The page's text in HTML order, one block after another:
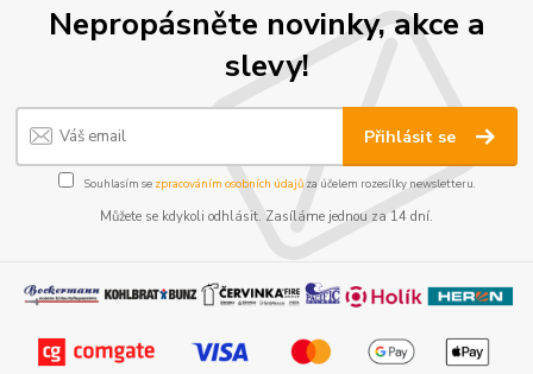
Nepropásněte novinky, akce a
slevy!
Přihlásit se
Souhlasím se zpracováním osobních údajůza účelem rozesílky newsletteru.
Můžete se kdykoli odhlásit. Zasíláme jednou za 14 dní.